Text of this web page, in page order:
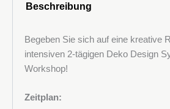
Ihr Name
Beschreibung
Begeben Sie sich auf eine kreative
intensiven 2-tägigen Deko Design
Workshop!
Zeitplan: